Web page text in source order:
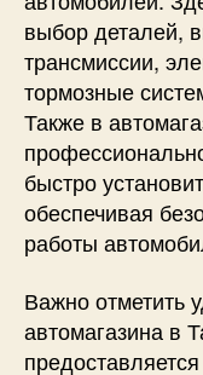
выбор деталей,
трансмиссии,
тормозные
Также в
быстро
обеспечивая
работы
Важно отметить
автомагазина в